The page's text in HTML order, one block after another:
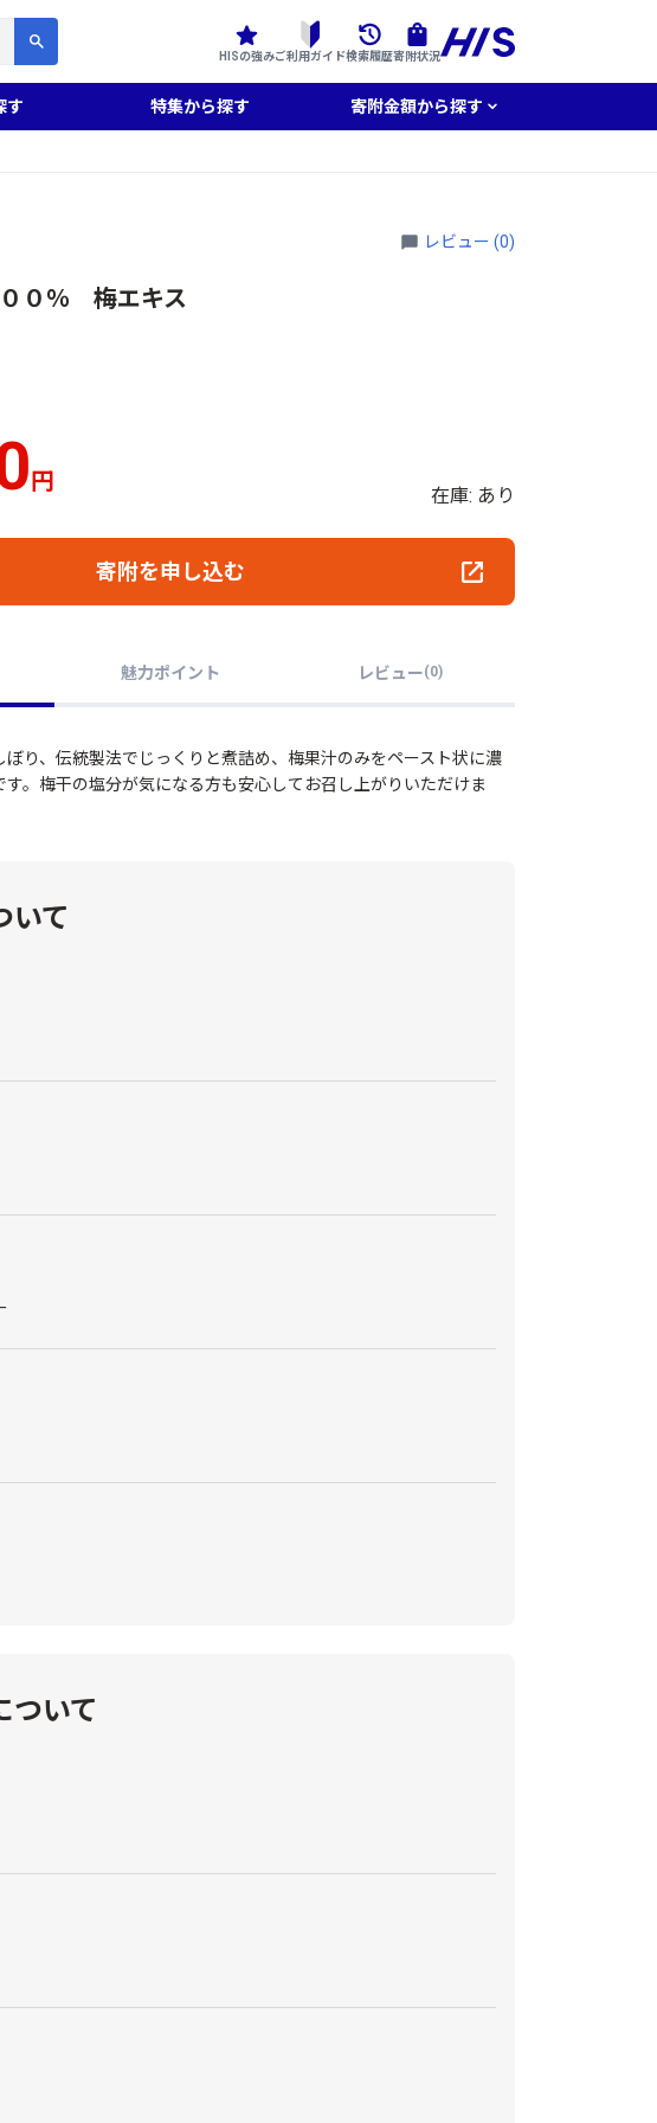
HISの強みご利用ガイド検索履歴寄附状況
す 特集から探す 寄附金額から探す
レビュー (0)
０％ 梅エキス
円
在庫: あり
寄附を申し込む
魅力ポイント レビュー(0)
り、伝統製法でじっくりと煮詰め、梅果汁のみをペースト状に濃
。梅干の塩分が気になる方も安心してお召し上がりいただけま
いて
ついて